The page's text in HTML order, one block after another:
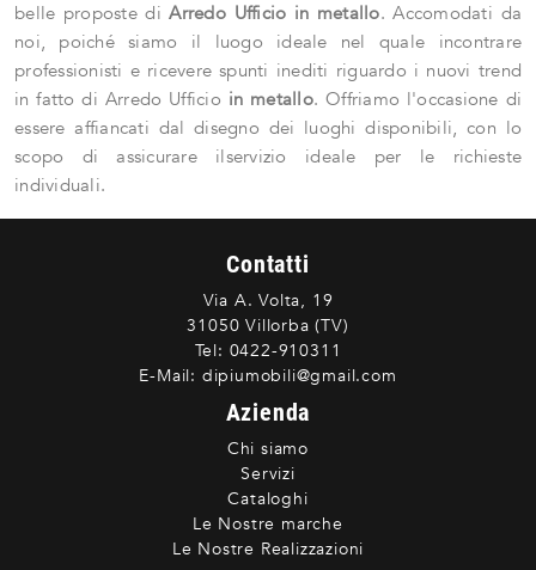
belle proposte diArredo Ufficio in metallo. Accomodati da
noi, poiché siamo il luogo ideale nel quale incontrare
professionisti e ricevere spunti inediti riguardo i nuovi trend
in fatto di Arredo Ufficio in metallo. Offriamo l'occasione di
essere affiancati dal disegno dei luoghi disponibili, con lo
scopo di assicurare ilservizio ideale per le richieste
individuali.
Contatti
Via A. Volta, 19
31050 Villorba (TV)
Tel: 0422-910311
E-Mail: dipiumobili@gmail.com
Azienda
Chi siamo
Servizi
Cataloghi
Le Nostre marche
Le Nostre Realizzazioni